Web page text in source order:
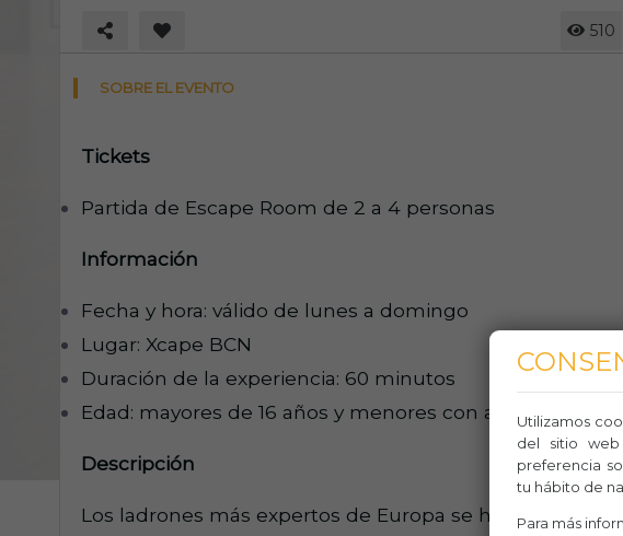
510
SOBRE EL EVENTO
Tickets
Partida de Escape Room de 2 a 4 personas
Información
Fecha y hora: válido de lunes a domingo
Lugar: Xcape BCN
Duración de la experiencia: 60 minutos
Edad: mayores de 16 años y menores con autorización
Descripción
Los ladrones más expertos de Europa se han reunido
Utilizamos
del sitio web
preferencia
tu hábito de
Para más